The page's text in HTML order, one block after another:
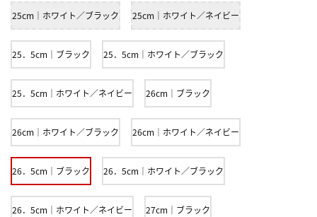
25cm｜ホワイト／ブラック 25cm｜ホワイト／ネイビー
25．5cm｜ブラック 25．5cm｜ホワイト／ブラック
25．5cm｜ホワイト／ネイビー 26cm｜ブラック
26cm｜ホワイト／ブラック 26cm｜ホワイト／ネイビー
26．5cm｜ブラック 26．5cm｜ホワイト／ブラック
26．5cm｜ホワイト／ネイビー 27cm｜ブラック